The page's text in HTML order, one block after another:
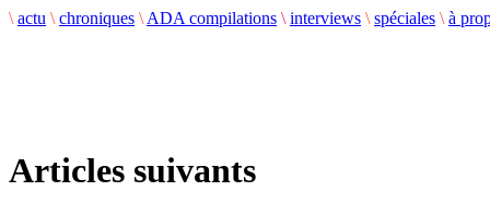
\ actu \ chroniques \ ADA compilations \ interviews \ spéciales \ à
Articles suivants